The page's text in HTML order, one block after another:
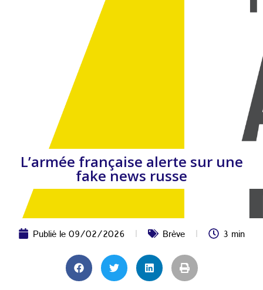
L’armée française alerte sur une
fake news russe
Publié le09/02/2026 Brève 3 min